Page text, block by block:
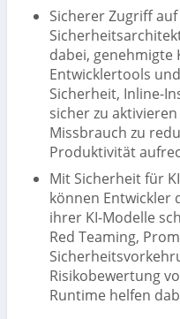
Sicherer Zugriff
dabei, genehmigte
Entwicklertools
Sicherheit, Inline-
sicher zu
Missbrauch zu
Produktivität
Mit Sicherheit für
können Entwickler
ihrer KI-Modelle
Red Teaming,
Risikobewertung
Runtime helfen